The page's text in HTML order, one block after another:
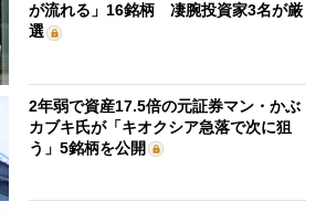
が流れる」16銘柄 凄腕投資家3名が厳
選
2年弱で資産17.5倍の元証券マン・かぶ
カブキ氏が「キオクシア急落で次に狙
う」5銘柄を公開